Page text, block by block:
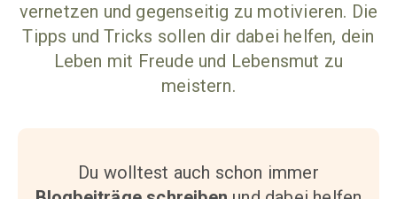
vernetzen und gegenseitig zu motivieren. Die
Tipps und Tricks sollen dir dabei helfen, dein
Leben mit Freude und Lebensmut zu
meistern.
Du wolltest auch schon immer